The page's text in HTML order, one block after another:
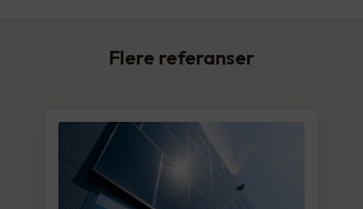
Flere referanser